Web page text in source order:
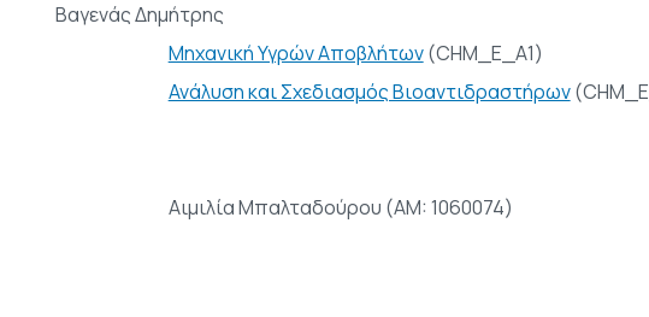
Βαγενάς Δημήτρης
Μηχανική Υγρών Αποβλήτων(CHM_E_A1)
Ανάλυση και Σχεδιασμός Βιοαντιδραστήρων
Αιμιλία Μπαλταδούρου (AM: 1060074)